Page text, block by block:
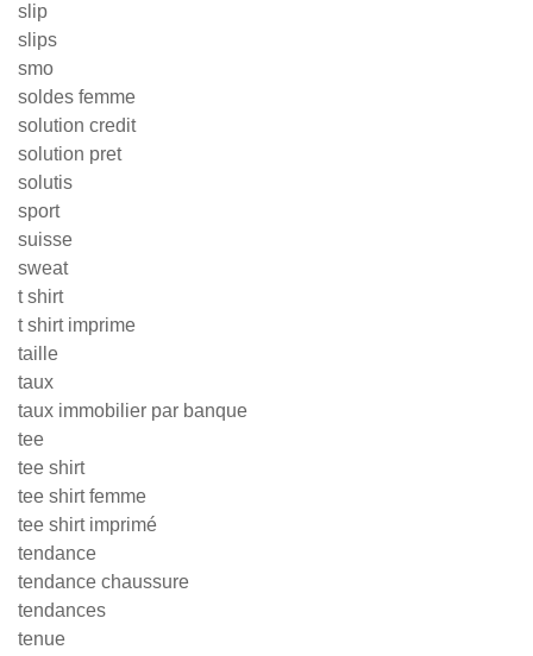
slip
slips
smo
soldes femme
solution credit
solution pret
solutis
sport
suisse
sweat
t shirt
t shirt imprime
taille
taux
taux immobilier par banque
tee
tee shirt
tee shirt femme
tee shirt imprimé
tendance
tendance chaussure
tendances
tenue